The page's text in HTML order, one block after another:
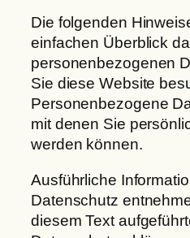
Die folgenden
einfachen Überblick
personenbezogenen
Sie diese Website
Personenbezogene
mit denen Sie
werden können.
Ausführliche
Datenschutz
diesem Text